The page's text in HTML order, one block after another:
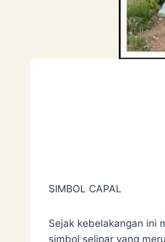
SIMBOL CAPAL
Sejak kebelakangan ini
simbol selipar yang